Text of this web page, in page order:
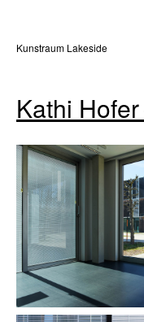
Kunstraum Lakeside
Kathi